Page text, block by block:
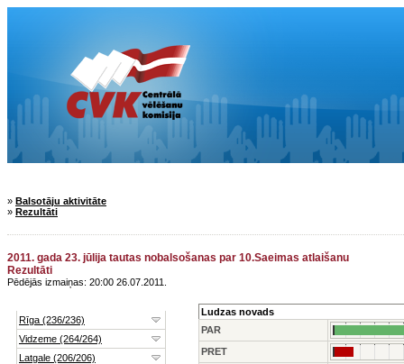
» Balsotāju aktivitāte
» Rezultāti
2011. gada 23. jūlija tautas nobalsošanas par 10.Saeimas atlaišanu
Rezultāti
Pēdējās izmaiņas: 20:00 26.07.2011.
Ludzas novads
PAR
PRET